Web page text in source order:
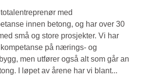
med
innen betong, og har over 30
små og store prosjekter. Vi har
på nærings- og
men utfører også alt som går an
I løpet av årene har vi blant...